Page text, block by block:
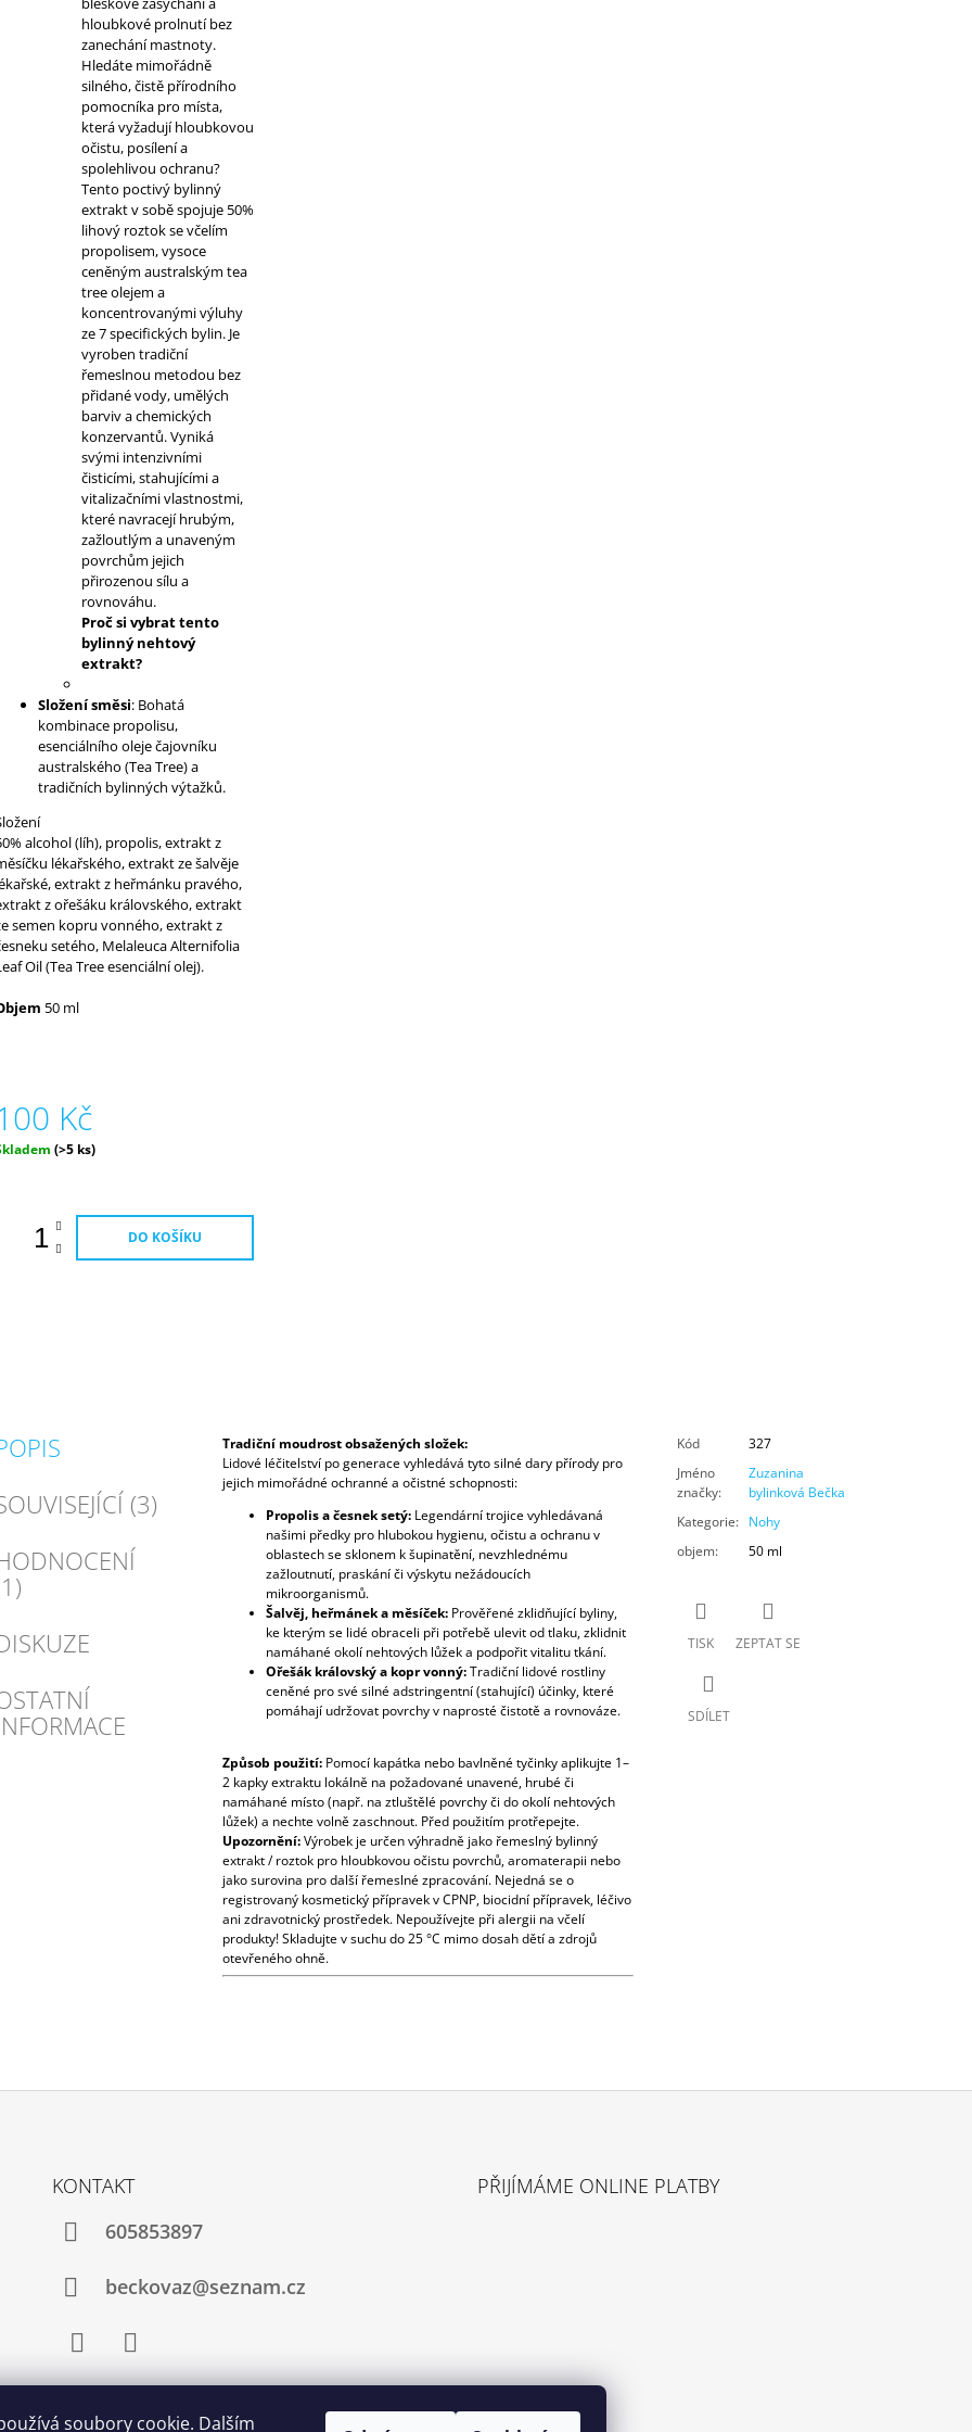
soubory cookie. Dalším
hloubkové prolnutí bez
zanechání mastnoty.
Hledáte mimořádně
silného, čistě přírodního
pomocníka pro místa,
která vyžadují hloubkovou
očistu, posílení a
spolehlivou ochranu?
Tento poctivý bylinný
extrakt v sobě spojuje 50%
lihový roztok se včelím
propolisem, vysoce
ceněným australským tea
tree olejem a
koncentrovanými výluhy
ze 7 specifických bylin. Je
vyroben tradiční
řemeslnou metodou bez
přidané vody, umělých
barviv a chemických
konzervantů. Vyniká
svými intenzivními
čisticími, stahujícími a
vitalizačními vlastnostmi,
které navracejí hrubým,
zažloutlým a unaveným
povrchům jejich
přirozenou sílu a
rovnováhu.
Proč si vybrat tento
bylinný nehtový
extrakt?
Složení směsi: Bohatá
kombinace propolisu,
esenciálního oleje čajovníku
australského (Tea Tree) a
tradičních bylinných výtažků.
alcohol (líh), propolis, extrakt z
lékařského, extrakt ze šalvěje
extrakt z heřmánku pravého,
z ořešáku královského, extrakt
semen kopru vonného, extrakt z
setého, Melaleuca Alternifolia
Oil (Tea Tree esenciální olej).
50 ml
Kč
(>5 ks)
DO KOŠÍKU
(3)
Tradiční moudrost obsažených složek:
Lidové léčitelství po generace vyhledává tyto silné dary přírody pro
jejich mimořádné ochranné a očistné schopnosti:
Propolis a česnek setý:Legendární trojice vyhledávaná
našimi předky pro hlubokou hygienu, očistu a ochranu v
oblastech se sklonem k šupinatění, nevzhlednému
zažloutnutí, praskání či výskytu nežádoucích
mikroorganismů.
Šalvěj, heřmánek a měsíček:Prověřené zklidňující byliny,
ke kterým se lidé obraceli při potřebě ulevit od tlaku, zklidnit
namáhané okolí nehtových lůžek a podpořit vitalitu tkání.
Ořešák královský a kopr vonný:Tradiční lidové rostliny
ceněné pro své silné adstringentní (stahující) účinky, které
pomáhají udržovat povrchy v naprosté čistotě a rovnováze.
Způsob použití:Pomocí kapátka nebo bavlněné tyčinky aplikujte 1–
2 kapky extraktu lokálně na požadované unavené, hrubé či
namáhané místo (např. na ztluštělé povrchy či do okolí nehtových
lůžek) a nechte volně zaschnout. Před použitím protřepejte.
Upozornění:Výrobek je určen výhradně jako řemeslný bylinný
extrakt / roztok pro hloubkovou očistu povrchů, aromaterapii nebo
jako surovina pro další řemeslné zpracování. Nejedná se o
registrovaný kosmetický přípravek v CPNP, biocidní přípravek, léčivo
ani zdravotnický prostředek. Nepoužívejte při alergii na včelí
produkty! Skladujte v suchu do 25 °C mimo dosah dětí a zdrojů
otevřeného ohně.
Kód
327
Jméno
značky:
Zuzanina
bylinková Bečka
Kategorie:
Nohy
objem: 50 ml
TISK ZEPTAT SE
SDÍLET
KONTAKT
605853897
beckovaz@seznam.cz
FacebookWhatsApp
PŘIJÍMÁME ONLINE PLATBY